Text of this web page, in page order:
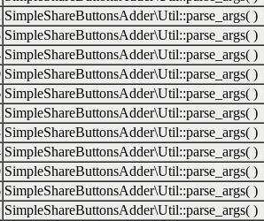
SimpleShareButtonsAdder\Util::parse_args( )
SimpleShareButtonsAdder\Util::parse_args( )
SimpleShareButtonsAdder\Util::parse_args( )
SimpleShareButtonsAdder\Util::parse_args( )
SimpleShareButtonsAdder\Util::parse_args( )
SimpleShareButtonsAdder\Util::parse_args( )
SimpleShareButtonsAdder\Util::parse_args( )
SimpleShareButtonsAdder\Util::parse_args( )
SimpleShareButtonsAdder\Util::parse_args( )
SimpleShareButtonsAdder\Util::parse_args( )
SimpleShareButtonsAdder\Util::parse_args( )